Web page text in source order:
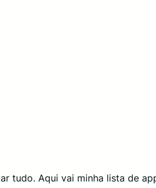
tudo. Aqui vai minha lista de